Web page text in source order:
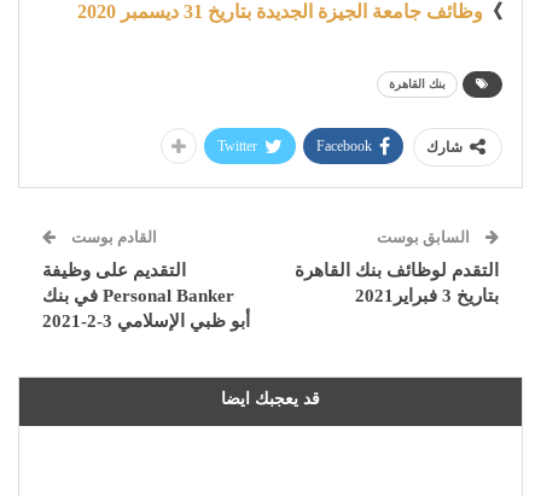
》 وظائف جامعة الجيزة الجديدة بتاريخ 31 ديسمبر 2020
بنك القاهرة
شارك Facebook
Twitter
السابق بوست
التقدم لوظائف بنك القاهرة
بتاريخ 3 فبراير2021
القادم بوست
التقديم على وظيفة
Personal Banker في بنك
أبو ظبي الإسلامي 3-2-2021
قد يعجبك ايضا